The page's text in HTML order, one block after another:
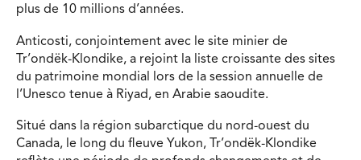
plus de 10 millions d’années.
Anticosti, conjointement avec le site minier de
Tr’ondëk-Klondike, a rejoint la liste croissante des sites
du patrimoine mondial lors de la session annuelle de
l’Unesco tenue à Riyad, en Arabie saoudite.
Situé dans la région subarctique du nord-ouest du
Canada, le long du fleuve Yukon, Tr’ondëk-Klondike